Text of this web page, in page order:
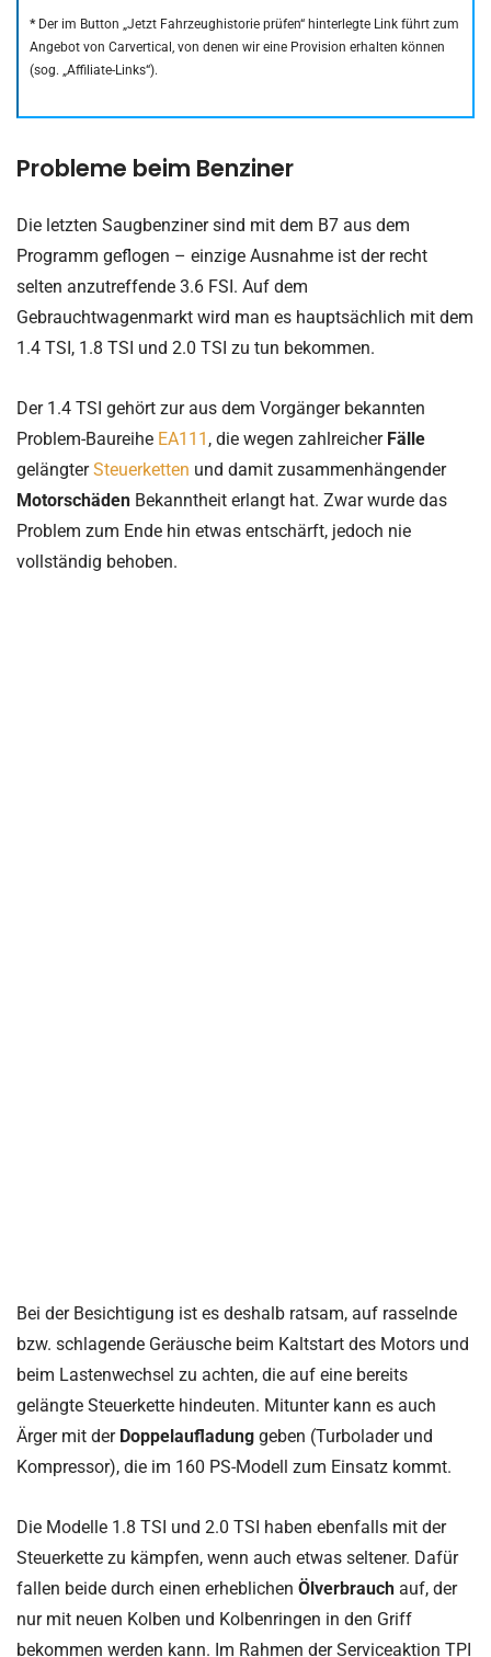
*Der im Button „Jetzt Fahrzeughistorie prüfen“ hinterlegte Link führt zum
Angebot von Carvertical, von denen wir eine Provision erhalten können
(sog. „Affiliate-Links“).
Probleme beim Benziner
Die letzten Saugbenziner sind mit dem B7 aus dem
Programm geflogen – einzige Ausnahme ist der recht
selten anzutreffende 3.6 FSI. Auf dem
Gebrauchtwagenmarkt wird man es hauptsächlich mit dem
1.4 TSI, 1.8 TSI und 2.0 TSI zu tun bekommen.
Der 1.4 TSI gehört zur aus dem Vorgänger bekannten
Problem-Baureihe EA111 , die wegen zahlreicher Fälle
gelängterSteuerketten und damit zusammenhängender
Motorschäden Bekanntheit erlangt hat. Zwar wurde das
Problem zum Ende hin etwas entschärft, jedoch nie
vollständig behoben.
Bei der Besichtigung ist es deshalb ratsam, auf rasselnde
bzw. schlagende Geräusche beim Kaltstart des Motors und
beim Lastenwechsel zu achten, die auf eine bereits
gelängte Steuerkette hindeuten. Mitunter kann es auch
Ärger mit der Doppelaufladung geben (Turbolader und
Kompressor), die im 160 PS-Modell zum Einsatz kommt.
Die Modelle 1.8 TSI und 2.0 TSI haben ebenfalls mit der
Steuerkette zu kämpfen, wenn auch etwas seltener. Dafür
fallen beide durch einen erheblichen Ölverbrauch auf, der
nur mit neuen Kolben und Kolbenringen in den Griff
bekommen werden kann. Im Rahmen der Serviceaktion TPI